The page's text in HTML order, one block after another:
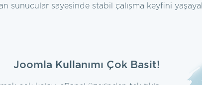
sunucular sayesinde stabil çalışma keyfini
Joomla Kullanımı Çok Basit!